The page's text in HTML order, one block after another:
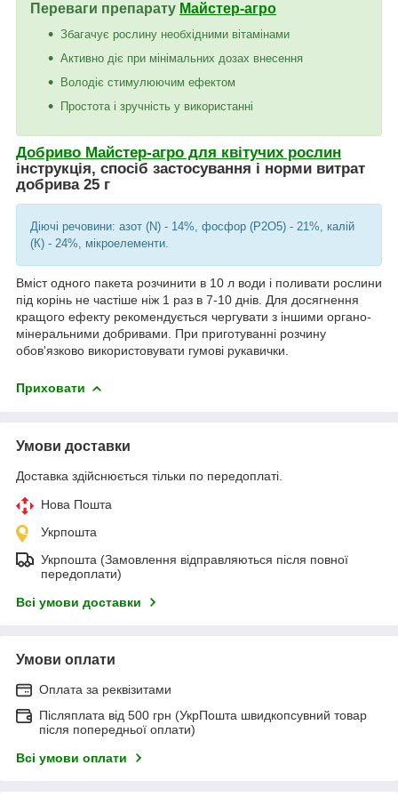
Переваги препарату Майстер-агро
Збагачує рослину необхідними вітамінами
Активно діє при мінімальних дозах внесення
Володіє стимулюючим ефектом
Простота і зручність у використанні
Добриво Майстер-агро для квітучих рослин
інструкція, спосіб застосування і норми витрат
добрива 25 г
Діючі речовини: азот (N) - 14%, фосфор (P2O5) - 21%, калій
(К) - 24%, мікроелементи.
Вміст одного пакета розчинити в 10 л води і поливати рослини
під корінь не частіше ніж 1 раз в 7-10 днів. Для досягнення
кращого ефекту рекомендується чергувати з іншими органо-
мінеральними добривами. При приготуванні розчину
обов'язково використовувати гумові рукавички.
Приховати
Умови доставки
Доставка здійснюється тільки по передоплаті.
Нова Пошта
Укрпошта
Укрпошта (Замовлення відправляються після повної
передоплати)
Всі умови доставки
Умови оплати
Оплата за реквізитами
Післяплата від 500 грн (УкрПошта швидкопсувний товар
після попередньої оплати)
Всі умови оплати